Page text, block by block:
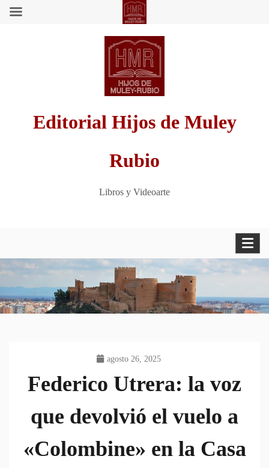
Editorial Hijos de Muley
Rubio
Libros y Videoarte
agosto 26, 2025
Federico Utrera: la voz
que devolvió el vuelo a
«Colombine» en la Casa